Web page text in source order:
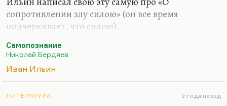
сопротивлении злу силою» (он все время
подчеркивает, что силою).
У Ильина на одну здравую мысль – о
необходимости сопротивляться злу – приходится
десять нездравых. Это лишний раз доказывает
соусом банальностей можно протащить
Самопознание
Николай Бердяев
Иван Ильин
ЛИТЕРАТУРА 2 года назад